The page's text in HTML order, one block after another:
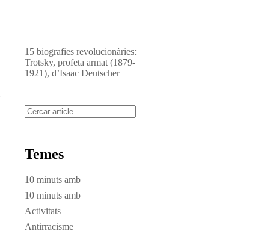
15 biografies revolucionàries:
Trotsky, profeta armat (1879-
1921), d’Isaac Deutscher
Cerca
Temes
10 minuts amb
10 minuts amb
Activitats
Antirracisme